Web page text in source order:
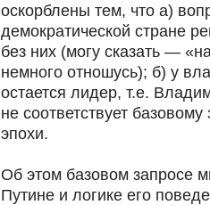
оскорблены тем, что а)
демократической стране
без них (могу сказать —
немного отношусь); б) у
остается лидер, т.е.
не соответствует
эпохи.
Об этом базовом запросе
Путине и логике его